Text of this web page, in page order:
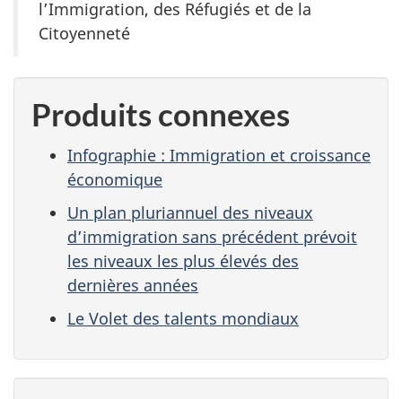
l’Immigration, des Réfugiés et de la
Citoyenneté
Produits connexes
Infographie : Immigration et croissance
économique
Un plan pluriannuel des niveaux
d’immigration sans précédent prévoit
les niveaux les plus élevés des
dernières années
Le Volet des talents mondiaux